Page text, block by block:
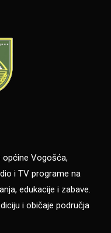
općine Vogošća,
i TV programe na
edukacije i zabave.
i običaje područja